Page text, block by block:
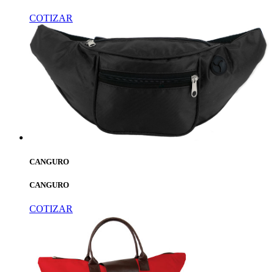
COTIZAR
CANGURO
CANGURO
COTIZAR